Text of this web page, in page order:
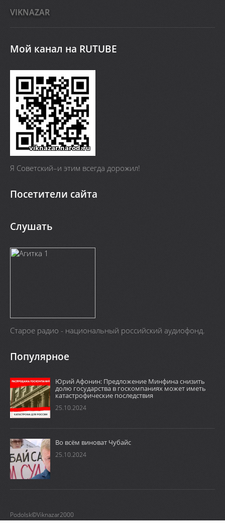
VIKNAZAR
Мой канал на RUTUBE
Я Cоветский–и этим всегда дорожил!
Посетители сайта
Слушать
Старое радио - национальный российский аудиофонд.
Популярное
Юрий Афонин: Предложение Минфина снизить
долю государства в госкомпаниях может иметь
катастрофические последствия
25.10.2024
Во всём виноват Чубайс
25.10.2024
Podolsk©Viknazar2000